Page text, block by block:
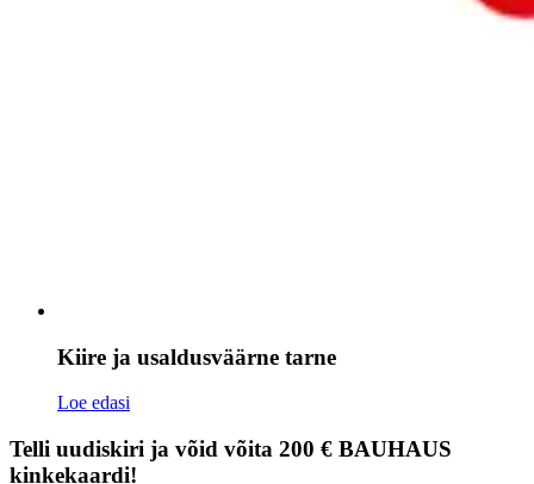
Kiire ja usaldusväärne tarne
Loe edasi
Telli uudiskiri ja võid võita 200 € BAUHAUS
kinkekaardi!